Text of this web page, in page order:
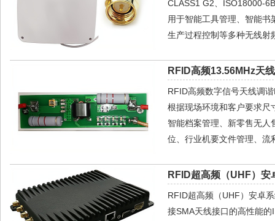
CLASS1 G2、ISO18000-
用于智能工具管理、智能
生产过程控制等多种无线射
RFID高频13.56MHz天
RFID高频数字信号天线调
根据现场环境和客户要求尺
智能档案管理、新零售无
位、行业机要文件管理、流
RFID超高频（UHF）
RFID超高频（UHF）安卓
接SMA天线接口的高性能